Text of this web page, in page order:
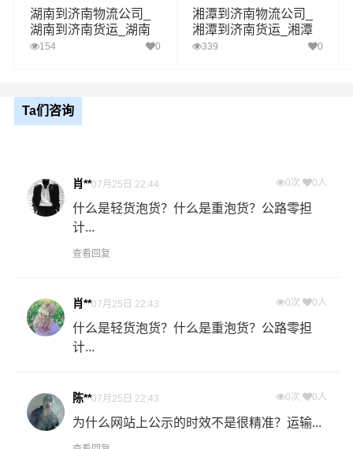
1、以上益阳至济南物流运费仅为站到站报价(不含取货送货
存储包装上楼等费用)仅作参考，准确报价请以万信物流官
门费用。
怎么计算专线运输费用？
专线运输费用的计算方式为：单价货物乘以重量或者体
什么是提货费用（也称接货费、取货费、上门提货费）？
物流公司安排车辆上门把货物运送到专线运输商进行配载
的环节，要确认件数、重量、体积、包装、收货信息等物
流基本信息。
湖南到济南物流公司_
湖南到济南货运_湖南
至济南物流专线
154 0
湘潭到济南物流公司_
湘潭到济南货运_湘潭
至济南物流专线
339 0
Ta们咨询
肖**07月25日 22:44 0次 0人
什么是轻货泡货？什么是重泡货？公路零担
计...
查看回复
肖**07月25日 22:43 0次 0人
什么是轻货泡货？什么是重泡货？公路零担
计...
陈**07月25日 22:43 0次 0人
为什么网站上公示的时效不是很精准？运输...